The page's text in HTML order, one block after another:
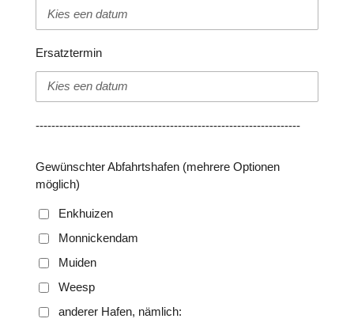
Ersatztermin
-------------------------------------------------------------------
Gewünschter Abfahrtshafen (mehrere Optionen
möglich)
Enkhuizen
Monnickendam
Muiden
Weesp
anderer Hafen, nämlich: